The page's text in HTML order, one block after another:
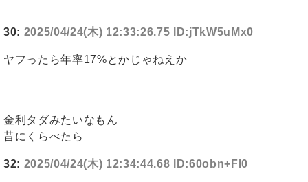
30: 2025/04/24(木) 12:33:26.75 ID:jTkW5uMx0
ヤフったら年率17%とかじゃねえか
金利タダみたいなもん
昔にくらべたら
32: 2025/04/24(木) 12:34:44.68 ID:60obn+FI0